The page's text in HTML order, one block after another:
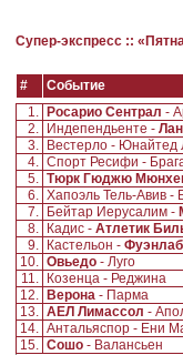
Супер-экспресс ::
# Событие
1.
Росарио Сентрал -
2.
Индепендьенте -
3.
Вестерло - Юнайтед
4. Спорт Ресифи -
5. Тюрк Гюджю
6. Хапоэль Тель-Авив -
7.
Бейтар Иерусалим -
8.
Кадис - Атлетик
9.
Кастельон -
10. Овьедо - Луго
11.
Козенца - Реджина
12.
Верона - Парма
13. АЕЛ Лимассол -
14. Антальяспор - Ени
15. Сошо - Валансьен